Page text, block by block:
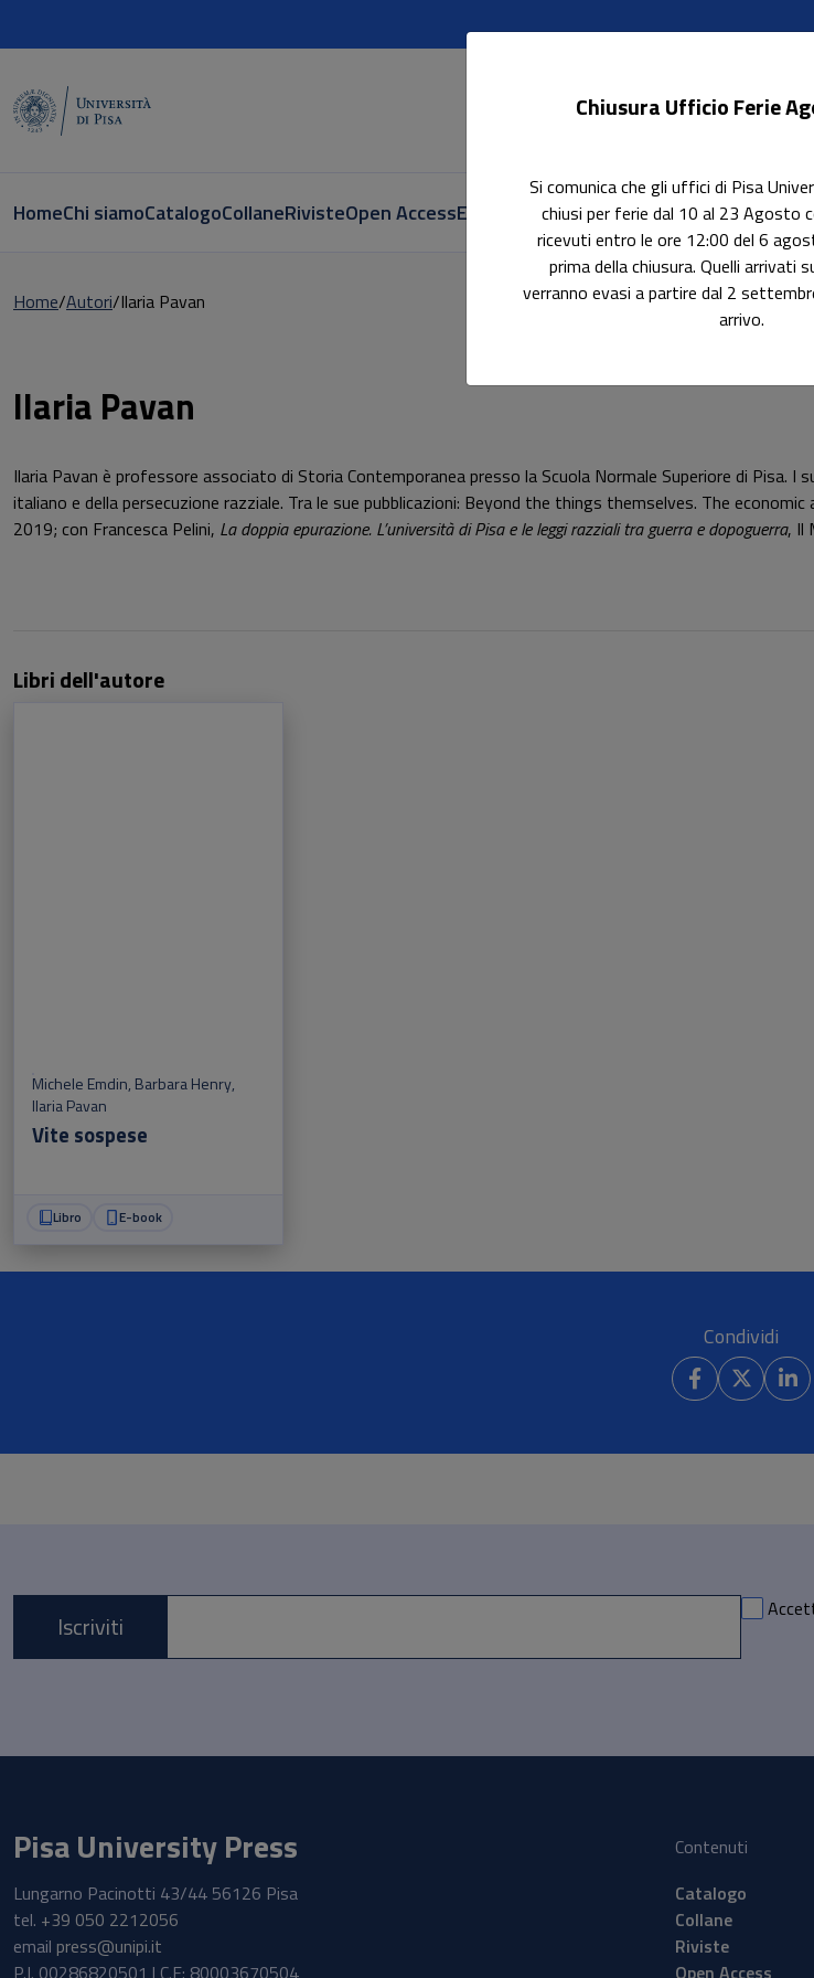
HomeChi siamoCatalogoCollaneRivisteOpen AccessE-book AccessibiliIn evidenzaPubblica
Home Autori Ilaria Pavan
Ilaria Pavan
Ilaria Pavan è professore associato di Storia Contemporanea presso la Scuola Normale Superiore di Pisa. I
italiano e della persecuzione razziale. Tra le sue pubblicazioni: Beyond the things themselves. The
2019; con Francesca Pelini, La doppia epurazione. L’università di Pisa e le leggi razziali tra guerra e dopoguerra, Il
Libri dell'autore
Michele Emdin, Barbara Henry,
Ilaria Pavan
Vite sospese
Libro E-book
Condividi
E-mail *
Iscriviti
Pisa University Press
Lungarno Pacinotti 43/44 56126 Pisa
tel. +39 050 2212056
email press@unipi.it
P.I. 00286820501 | C.F: 80003670504
Contenuti
Catalogo
Collane
Riviste
Open Access
Chiusura Ufficio Ferie
Si comunica che gli uffici di Pisa
chiusi per ferie dal 10 al 23 Agosto
ricevuti entro le ore 12:00 del 6
prima della chiusura. Quelli arrivati
verranno evasi a partire dal 2
arrivo.